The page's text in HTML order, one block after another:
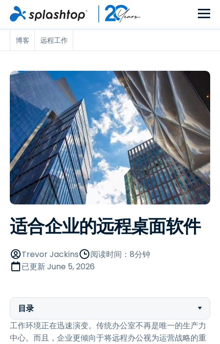
博客 远程工作
适合企业的远程桌面软件
Trevor Jackins
阅读时间：8分钟
已更新June 5, 2026
目录
工作环境正在迅速演变。传统办公室不再是唯一的生产力
中心。而且，企业更倾向于将远程办公视为运营战略的重